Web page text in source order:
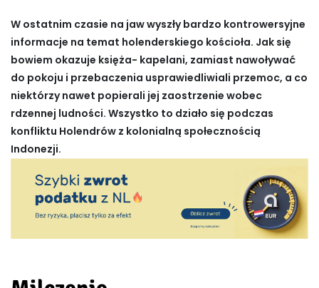
W ostatnim czasie na jaw wyszły bardzo kontrowersyjne
informacje na temat holenderskiego kościoła. Jak się
bowiem okazuje księża- kapelani, zamiast nawoływać
do pokoju i przebaczenia usprawiedliwiali przemoc, a co
niektórzy nawet popierali jej zaostrzenie wobec
rdzennej ludności. Wszystko to działo się podczas
konfliktu Holendrów z kolonialną społecznością
Indonezji.